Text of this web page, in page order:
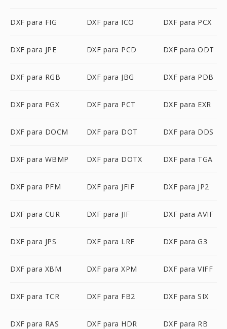
DXF para FIG DXF para ICO DXF para PCX
DXF para JPE DXF para PCD DXF para ODT
DXF para RGB DXF para JBG DXF para PDB
DXF para PGX DXF para PCT DXF para EXR
DXF para DOCM DXF para DOT DXF para DDS
DXF para WBMP DXF para DOTX DXF para TGA
DXF para PFM DXF para JFIF DXF para JP2
DXF para CUR DXF para JIF DXF para AVIF
DXF para JPS DXF para LRF DXF para G3
DXF para XBM DXF para XPM DXF para VIFF
DXF para TCR DXF para FB2 DXF para SIX
DXF para RAS DXF para HDR DXF para RB